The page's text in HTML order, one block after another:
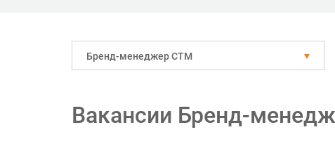
Бренд-менеджер СТМ
Вакансии Бренд-